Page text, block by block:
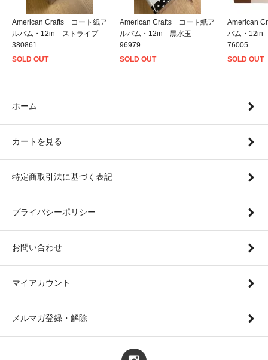
American Crafts コート紙ア
ルバム・12in ストライプ
380861
SOLD OUT
American Crafts コート紙ア
ルバム・12in 黒水玉
96979
SOLD OUT
American
バム・
76005
SOLD OUT
ホーム
カートを見る
特定商取引法に基づく表記
プライバシーポリシー
お問い合わせ
マイアカウント
メルマガ登録・解除